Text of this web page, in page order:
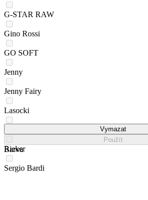
G-STAR RAW
Gino Rossi
GO SOFT
Jenny
Jenny Fairy
Lasocki
Rieker
Sergio Bardi
Vymazat
Použít
Barva